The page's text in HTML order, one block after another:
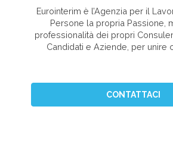
Eurointerim è l’Agenzia per il
Persone la propria Passione,
professionalità dei propri
Candidati e Aziende, per unire
CONTATTACI